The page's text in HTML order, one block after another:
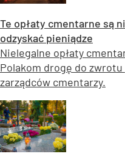
Te opłaty cmentarne są
odzyskać pieniądze
Nielegalne opłaty
Polakom drogę do
zarządców cmentarzy.